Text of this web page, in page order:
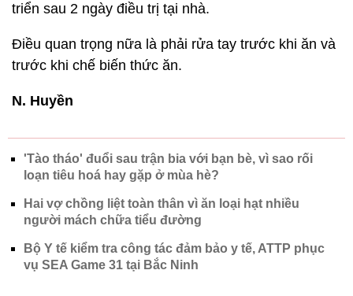
triển sau 2 ngày điều trị tại nhà.
Điều quan trọng nữa là phải rửa tay trước khi ăn và
trước khi chế biến thức ăn.
N. Huyền
'Tào tháo' đuổi sau trận bia với bạn bè, vì sao rối
loạn tiêu hoá hay gặp ở mùa hè?
Hai vợ chồng liệt toàn thân vì ăn loại hạt nhiều
người mách chữa tiểu đường
Bộ Y tế kiểm tra công tác đảm bảo y tế, ATTP phục
vụ SEA Game 31 tại Bắc Ninh